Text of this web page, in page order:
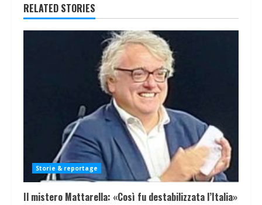
RELATED STORIES
Storie & reportage
Il mistero Mattarella: «Così fu destabilizzata l’Italia»